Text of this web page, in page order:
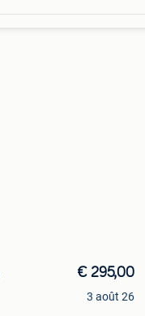
€ 295,00
3 août 26